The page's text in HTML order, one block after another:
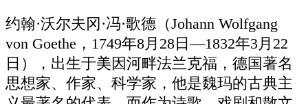
约翰·沃尔夫冈·冯·歌德（Johann Wolfgang
von Goethe，1749年8月28日—1832年3月22
日），出生于美因河畔法兰克福，德国著名
思想家、作家、科学家，他是魏玛的古典主